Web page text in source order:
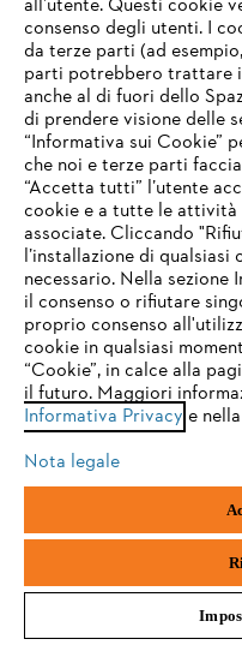
Giacche
Classe di protezione da
(EN ISO 20471)
342,50 €*
Confronta
IHR BROWSER
UNTERSTÜTZT
Sie nutzen einen Browser,
eine optimale Nutzung
einem der folgenden
firefox
safari
all’utente. Questi cookie
consenso degli utenti. I
da terze parti (ad
parti potrebbero trattare
anche al di fuori dello
di prendere visione delle
“Informativa sui Cookie”
che noi e terze parti
“Accetta tutti” l’utente
cookie e a tutte le
associate. Cliccando
l’installazione di
necessario. Nella
il consenso o rifiutare
proprio consenso
cookie in qualsiasi
“Cookie”, in calce alla
il futuro. Maggiori
Informativa Privacy e
Nota legale